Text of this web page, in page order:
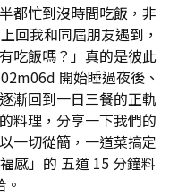
都忙到沒時間吃飯，非
回我和同屆朋友遇到，
吃飯嗎？」真的是彼此
開始睡過夜後、
漸回到一日三餐的正軌
料理，分享一下我們的
一切從簡，一道菜搞定
感」的 五道 15 分鐘料